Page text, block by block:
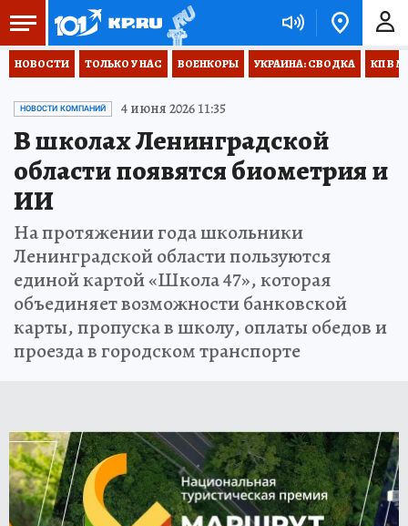
НОВОСТИ ТОЛЬКО У НАС ВОЕНКОРЫ УКРАИНА: СВОДКА КП В
НОВОСТИ КОМПАНИЙ 4 июня 2026 11:35
В школах Ленинградской
области появятся биометрия и
ИИ
На протяжении года школьники
Ленинградской области пользуются
единой картой «Школа 47», которая
объединяет возможности банковской
карты, пропуска в школу, оплаты обедов и
проезда в городском транспорте